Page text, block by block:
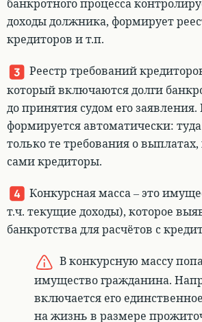
банкротного процесса
доходы должника, формирует
кредиторов и т.п.
Реестр требований
который включаются долги
до принятия судом его заявления.
формируется автоматически:
только те требования о
сами кредиторы.
Конкурсная масса – это
т.ч. текущие доходы), которое
банкротства для расчётов с
В конкурсную массу
имущество гражданина.
включается его
на жизнь в размере